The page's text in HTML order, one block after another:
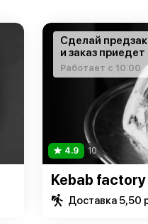
Сделай
и заказ
Работает с 10:00
4.9 10
Kebab
Доставка 5,50